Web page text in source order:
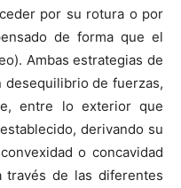
por su rotura o por
de forma que el
Ambas estrategias de
de fuerzas,
entre lo exterior que
derivando su
o concavidad
través de las diferentes